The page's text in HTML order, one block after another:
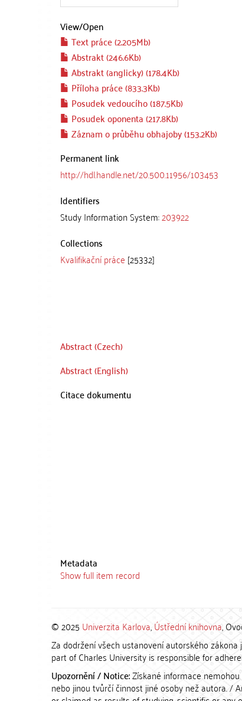
View/Open
Text práce (2.205Mb)
Abstrakt (246.6Kb)
Abstrakt (anglicky) (178.4Kb)
Příloha práce (833.3Kb)
Posudek vedoucího (187.5Kb)
Posudek oponenta (217.8Kb)
Záznam o průběhu obhajoby (153.2Kb)
Permanent link
http://hdl.handle.net/20.500.11956/103453
Identifiers
Study Information System:203922
Collections
Kvalifikační práce [25332]
Abstract (Czech)
Abstract (English)
Citace dokumentu
Metadata
Show full item record
© 2025 Univerzita Karlova,Ústřední knihovna,
Za dodržení všech ustanovení autorského
part of Charles University is responsible for
Upozornění / Notice:Získané informace
nebo jinou tvůrčí činnost jiné osoby než autora. /